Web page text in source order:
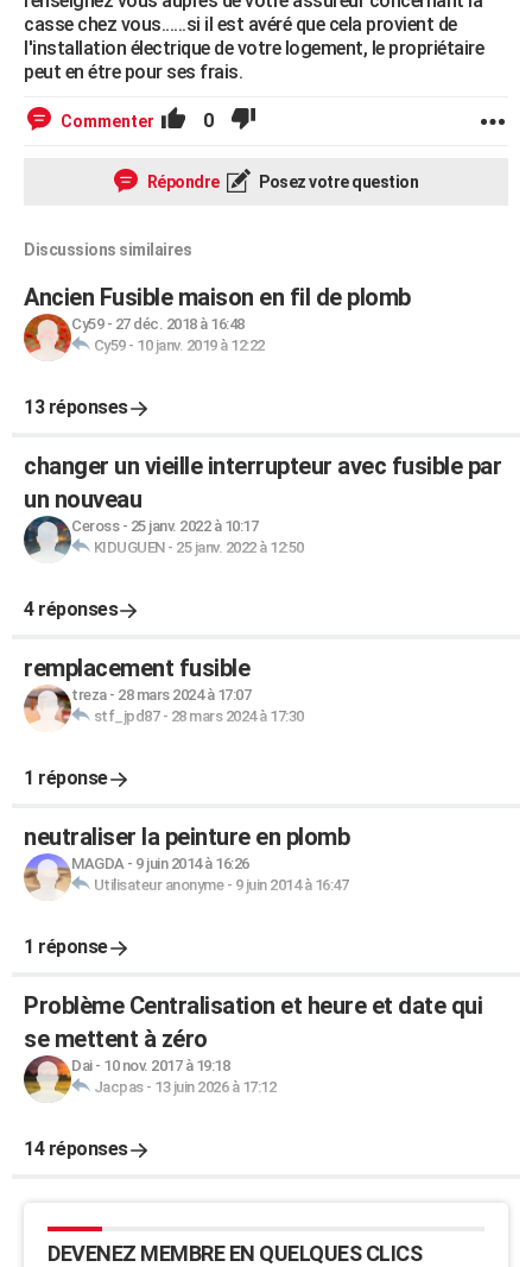
casse chez vous......si il est avéré que cela provient de
l'installation électrique de votre logement, le propriétaire
peut en étre pour ses frais.
Commenter 0
Répondre Posez votre question
Discussions similaires
Ancien Fusible maison en fil de plomb
Cy59- 27 déc. 2018 à 16:48
Cy59- 10 janv. 2019 à 12:22
13 réponses
changer un vieille interrupteur avec fusible par
un nouveau
Ceross- 25 janv. 2022 à 10:17
KIDUGUEN- 25 janv. 2022 à 12:50
4 réponses
remplacement fusible
treza- 28 mars 2024 à 17:07
stf_jpd87- 28 mars 2024 à 17:30
1 réponse
neutraliser la peinture en plomb
MAGDA- 9 juin 2014 à 16:26
Utilisateur anonyme- 9 juin 2014 à 16:47
1 réponse
Problème Centralisation et heure et date qui
se mettent à zéro
Dai- 10 nov. 2017 à 19:18
Jacpas- 13 juin 2026 à 17:12
14 réponses
DEVENEZ MEMBRE EN QUELQUES CLICS